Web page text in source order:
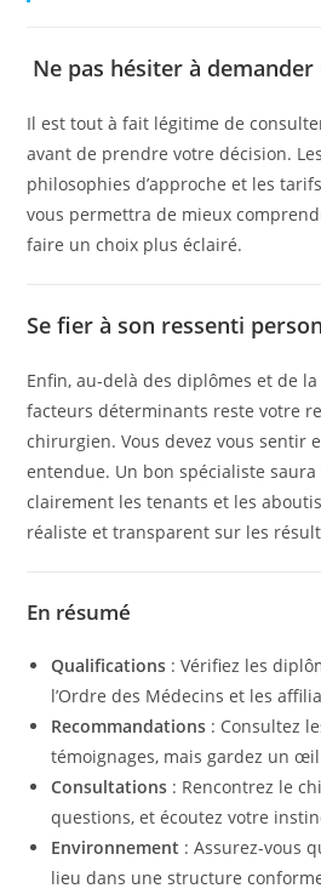
Ne pas hésiter à
Il est tout à fait légitime de
avant de prendre votre décision.
philosophies d’approche et les
vous permettra de mieux
faire un choix plus éclairé.
Se fier à son ressenti
Enfin, au-delà des diplômes et de
facteurs déterminants reste votre
chirurgien. Vous devez vous sentir
entendue. Un bon spécialiste
clairement les tenants et les
réaliste et transparent sur les
En résumé
Qualifications : Vérifiez les
l’Ordre des Médecins et les
Recommandations : Consultez
témoignages, mais gardez un
Consultations : Rencontrez le
questions, et écoutez votre
Environnement : Assurez-vous
lieu dans une structure